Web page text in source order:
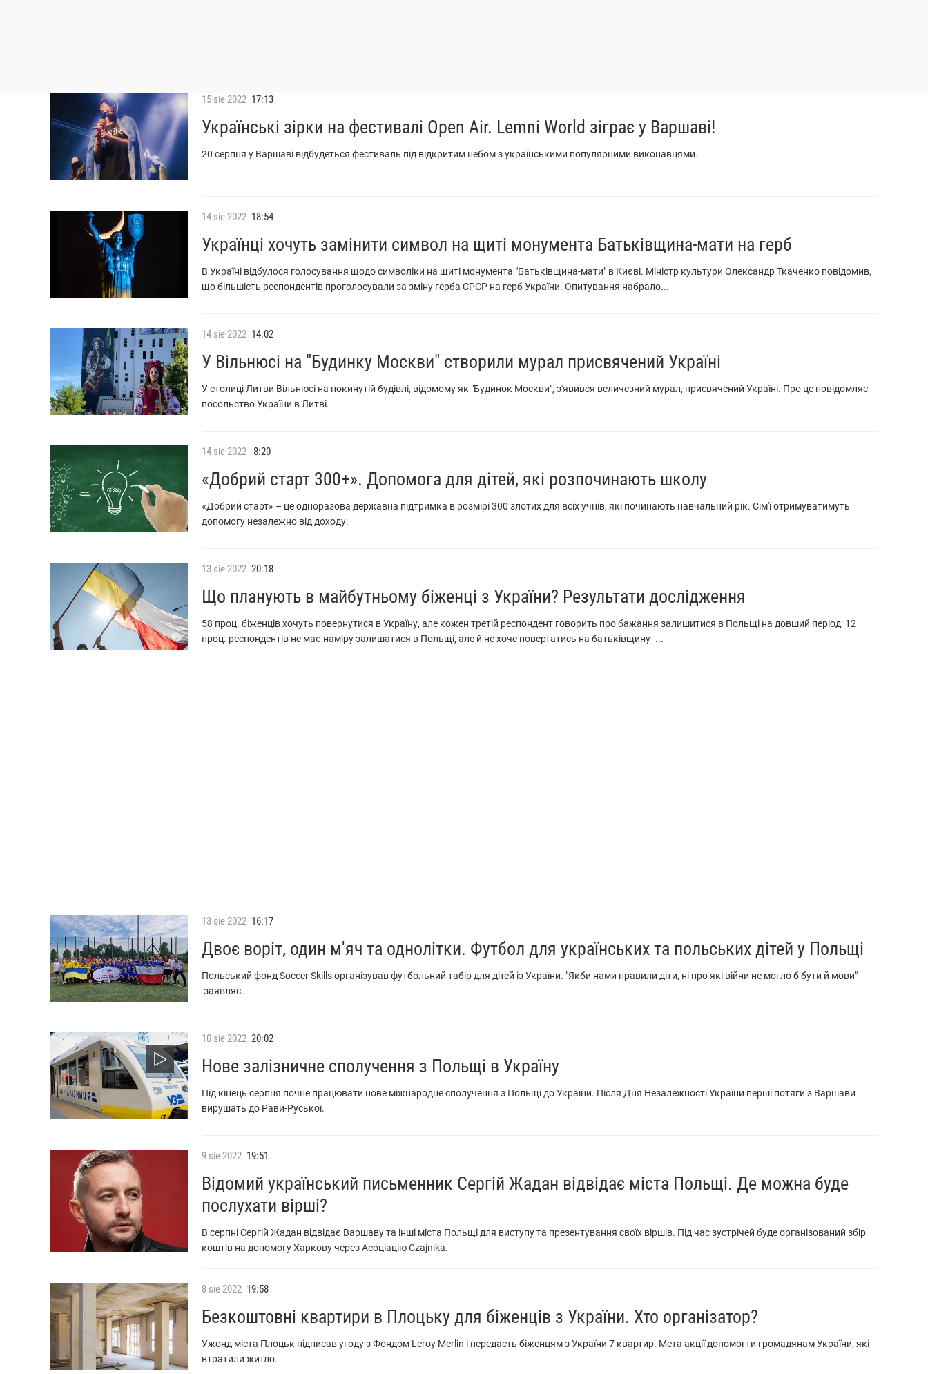
Українські зірки на фестивалі Open Air. Lemni World зіграє у Варшаві!
20 серпня у Варшаві відбудеться фестиваль під відкритим небом з українськими популярними виконавцями.
15 sie2022 17:13
Українці хочуть замінити символ на щиті монумента Батьківщина-мати на герб
В Україні відбулося голосування щодо символіки на щиті монумента "Батьківщина-мати" в Києві. Міністр культури Олександр Ткаченко повідомив,
що більшість респондентів проголосували за зміну герба СРСР на герб України. Опитування набрало...
14 sie2022 18:54
У Вільнюсі на "Будинку Москви" створили мурал присвячений Україні
У столиці Литви Вільнюсі на покинутій будівлі, відомому як "Будинок Москви", з'явився величезний мурал, присвячений Україні. Про це повідомляє
посольство України в Литві.
14 sie2022 14:02
«Добрий старт 300+». Допомога для дітей, які розпочинають школу
«Добрий старт» – це одноразова державна підтримка в розмірі 300 злотих для всіх учнів, які починають навчальний рік. Сім'ї отримуватимуть
допомогу незалежно від доходу.
14 sie2022 8:20
Що планують в майбутньому біженці з України? Результати дослідження
58 проц. біженців хочуть повернутися в Україну, але кожен третій респондент говорить про бажання залишитися в Польщі на довший період; 12
проц. респондентів не має наміру залишатися в Польщі, але й не хоче повертатись на батьківщину -...
13 sie2022 20:18
Двоє воріт, один м'яч та однолітки. Футбол для українських та польських дітей у Польщі
Польський фонд Soccer Skills організував футбольний табір для дітей із України. "Якби нами правили діти, ні про які війни не могло б бути й мови" –
заявляє.
13 sie2022 16:17
Нове залізничне сполучення з Польщі в Україну
Під кінець серпня почне працювати нове міжнародне сполучення з Польщі до України. Після Дня Незалежності України перші потяги з Варшави
вирушать до Рави-Руської.
10 sie2022 20:02
Відомий український письменник Сергій Жадан відвідає міста Польщі. Де можна буде
послухати вірші?
В серпні Сергій Жадан відвідає Варшаву та інші міста Польщі для виступу та презентування своїх віршів. Під час зустрічей буде організований збір
коштів на допомогу Харкову через Асоціацію Czajnika.
9 sie2022 19:51
Безкоштовні квартири в Плоцьку для біженців з України. Хто організатор?
Ужонд міста Плоцьк підписав угоду з Фондом Leroy Merlin і передасть біженцям з України 7 квартир. Мета акції допомогти громадянам України, які
втратили житло.
8 sie2022 19:58